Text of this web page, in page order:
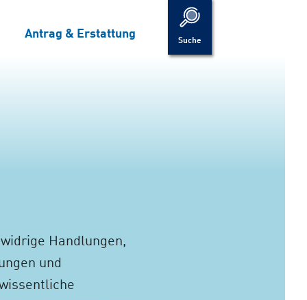
Antrag & Erstattung
Suche
Handlungen,
und